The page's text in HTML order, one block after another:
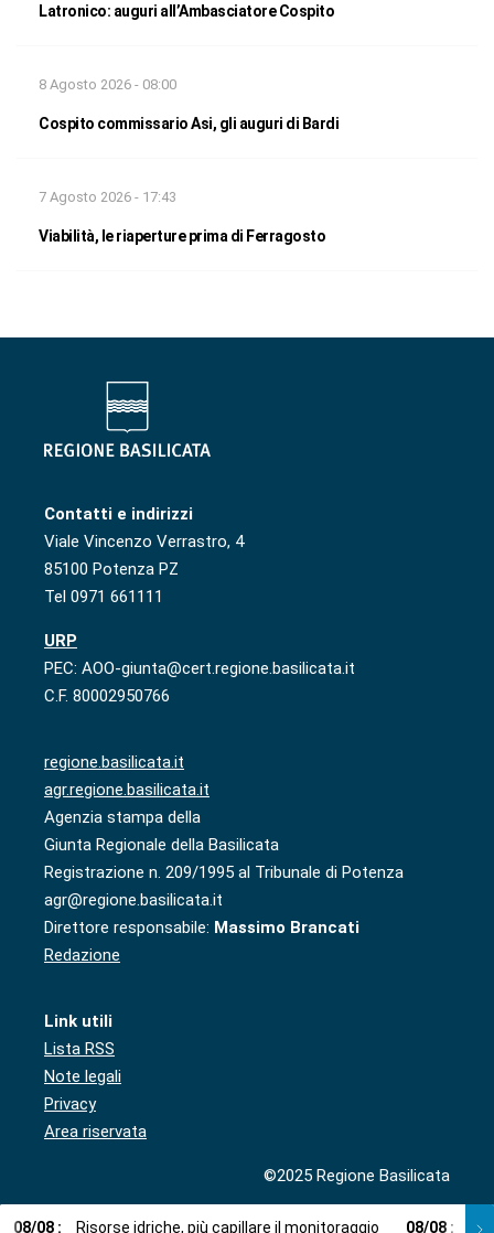
Latronico: auguri all’Ambasciatore Cospito
8 Agosto 2026 - 08:00
Cospito commissario Asi, gli auguri di Bardi
7 Agosto 2026 - 17:43
Viabilità, le riaperture prima di Ferragosto
Contatti e indirizzi
Viale Vincenzo Verrastro, 4
85100 Potenza PZ
Tel 0971 661111
URP
PEC: AOO-giunta@cert.regione.basilicata.it
C.F. 80002950766
regione.basilicata.it
agr.regione.basilicata.it
Agenzia stampa della
Giunta Regionale della Basilicata
Registrazione n. 209/1995 al Tribunale di Potenza
agr@regione.basilicata.it
Direttore responsabile: Massimo Brancati
Redazione
Link utili
Lista RSS
Note legali
Privacy
Area riservata
©2025 Regione Basilicata
08/08 : Risorse idriche, più capillare il monitoraggio 08/08 :